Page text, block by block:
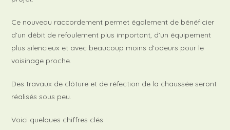
Ce nouveau raccordement permet également de bénéficier
d’un débit de refoulement plus important, d’un équipement
plus silencieux et avec beaucoup moins d’odeurs pour le
voisinage proche.
Des travaux de clôture et de réfection de la chaussée seront
réalisés sous peu.
Voici quelques chiffres clés :